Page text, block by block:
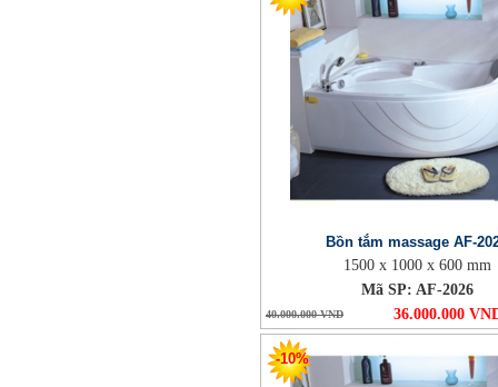
Bồn tắm massage AF-
1500 x 1000 x 600 mm
Mã SP: AF-2026
40.000.000 VND 36.000.000
-10%